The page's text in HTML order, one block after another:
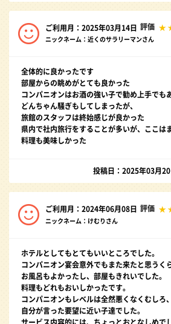
ご利用月：2025年03月14日 評価
ニックネーム：近くのサラリーマンさん
全体的に良かったです
部屋からの眺めがとても良かった
コンパニオンはお酒の強い子で勧め上手でも
どんちゃん騒ぎもしてしまったが、
旅館のスタッフは終始感じが良かった
県内で社内旅行をすることが多いが、ここは
料理も美味しかった
投稿日：2025年03月
ご利用月：2024年06月08日 評価
ニックネーム：けむりさん
ホテルとしてもとてもいいところでした。
コンパニオン宴会意外でもまた来たと思うく
お風呂もよかったし、部屋もきれいでした。
料理もどれもおいしかったです。
コンパニオンもレベルは全然悪くなくむしろ、
自分が言った要望に近い子達でした。